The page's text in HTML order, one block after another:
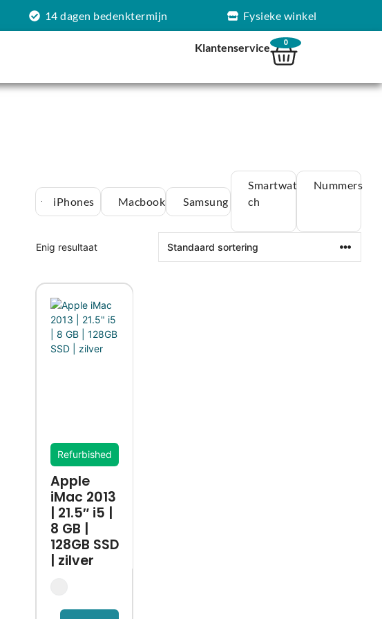
14 dagen bedenktermijn Fysieke winkel
Klantenservice 0
iPhones Macbook Samsung
Smartwat
ch
Nummers
Enig resultaat
Refurbished
Apple
iMac 2013
| 21.5″ i5 |
8 GB |
128GB SSD
| zilver